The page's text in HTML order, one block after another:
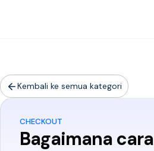
Kembali ke semua kategori
CHECKOUT
Bagaimana cara